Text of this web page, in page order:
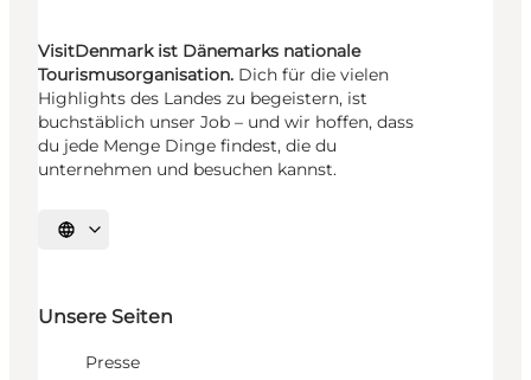
VisitDenmark ist Dänemarks nationale
Tourismusorganisation. Dich für die vielen
Highlights des Landes zu begeistern, ist
buchstäblich unser Job – und wir hoffen, dass
du jede Menge Dinge findest, die du
unternehmen und besuchen kannst.
Sprache auswählen
Unsere Seiten
Presse